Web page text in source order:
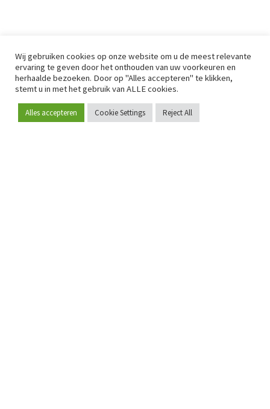
Word lid
Wij gebruiken cookies op onze website om u de meest relevante
ervaring te geven door het onthouden van uw voorkeuren en
herhaalde bezoeken. Door op "Alles accepteren" te klikken,
stemt u in met het gebruik van ALLE cookies.
Alles accepteren Cookie Settings Reject All